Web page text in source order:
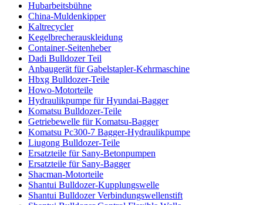
Hubarbeitsbühne
China-Muldenkipper
Kaltrecycler
Kegelbrecherauskleidung
Container-Seitenheber
Dadi Bulldozer Teil
Anbaugerät für Gabelstapler-Kehrmaschine
Hbxg Bulldozer-Teile
Howo-Motorteile
Hydraulikpumpe für Hyundai-Bagger
Komatsu Bulldozer-Teile
Getriebewelle für Komatsu-Bagger
Komatsu Pc300-7 Bagger-Hydraulikpumpe
Liugong Bulldozer-Teile
Ersatzteile für Sany-Betonpumpen
Ersatzteile für Sany-Bagger
Shacman-Motorteile
Shantui Bulldozer-Kupplungswelle
Shantui Bulldozer Verbindungswellenstift